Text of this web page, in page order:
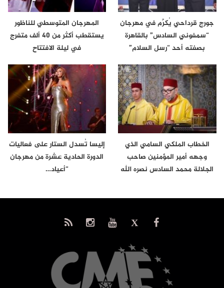
جورج قرداحي يُكرَّم في مهرجان
“سمفوني السادس” بالقاهرة
بصفته أحد “رسل السلام”
المهرجان المتوسطي للناظور
يستقطب أكثر من 40 ألف متفرج
في ليلة الافتتاح
الخطاب الملكي السامي الذي
وجهه أمير المؤمنين صاحب
الجلالة محمد السادس نصره الله
إليسا تُسدل الستار على فعاليات
الدورة الحادية عشرة من مهرجان
“أعياد…